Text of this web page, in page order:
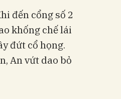
đến cổng số 2
khống chế lái
đứt cổ họng.
An vứt dao bỏ